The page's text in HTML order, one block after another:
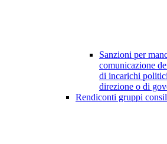
Sanzioni per
comunicazione
di incarichi
direzione o di
Rendiconti gruppi